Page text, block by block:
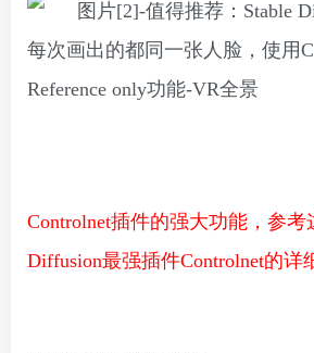
Controlnet插件的强大功能， 参考
Diffusion最强插件Controlnet的详